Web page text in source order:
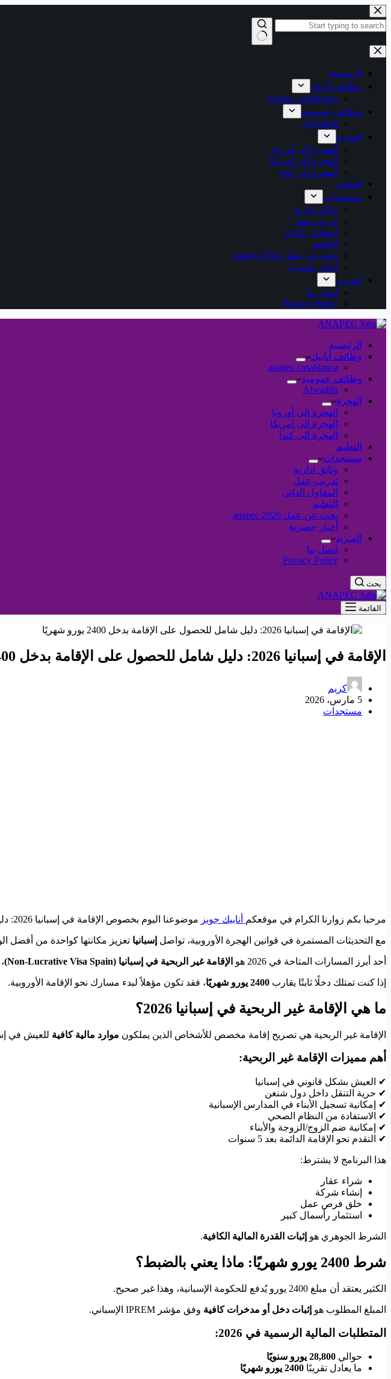
التجاوز
إلى
المحتوى
نتائج
الرئيسية
وظائف أنابيك
anapec casablanca
وظائف عمومية
Alwadifa
الهجرة
الهجرة إلى أوروبا
الهجرة الى امريكا
الهجرة الى كندا
التعليم
مستجدات
وثائق ادارية
تدريب عمل
المقاول الذاتي
التعليم
بحث عن عمل 2026 anapec
أخبار حصرية
المـزيد
اتصل بنا
Privacy Policy
الرئيسية
وظائف أنابيك
anapec casablanca
وظائف عمومية
Alwadifa
الهجرة
الهجرة إلى أوروبا
الهجرة الى امريكا
الهجرة الى كندا
التعليم
مستجدات
وثائق ادارية
تدريب عمل
المقاول الذاتي
التعليم
بحث عن عمل 2026 anapec
أخبار حصرية
المـزيد
اتصل بنا
Privacy Policy
بحث
القائمة
الإقامة في إسبانيا 2026: دليل شامل للحصول على الإقامة بدخل 2400 يورو شهريًا
كريم
5 مارس، 2026
مستجدات
مرحبا بكم زوارنا الكرام في موقعكم أنابيك جوبز موضوعنا اليوم بخصوص الإقامة في إسبانيا 2026: دليل شامل للحصول على الإقامة بدخل 2400 يورو شهريًا
مع التحديثات المستمرة في قوانين الهجرة الأوروبية، تواصل إسبانيا تعزيز مكانتها كواحدة من أفضل
أحد أبرز المسارات المتاحة في 2026 هو الإقامة غير الربحية في إسبانيا (Non-Lucrative Visa Spain)
إذا كنت تمتلك دخلًا ثابتًا يقارب 2400 يورو شهريًا ، فقد تكون مؤهلاً لبدء مسارك نحو الإقامة الأوروبية.
ما هي الإقامة غير الربحية في إسبانيا 2026؟
الإقامة غير الربحية هي تصريح إقامة مخصص للأشخاص الذين يملكون موارد مالية كافية للعيش في
أهم مميزات الإقامة غير الربحية:
✔ العيش بشكل قانوني في إسبانيا
✔ حرية التنقل داخل دول شنغن
✔ إمكانية تسجيل الأبناء في المدارس الإسبانية
✔ الاستفادة من النظام الصحي
✔ إمكانية ضم الزوج/الزوجة والأبناء
✔ التقدم نحو الإقامة الدائمة بعد 5 سنوات
هذا البرنامج لا يشترط:
شراء عقار
إنشاء شركة
خلق فرص عمل
استثمار رأسمال كبير
الشرط الجوهري هو إثبات القدرة المالية الكافية.
شرط 2400 يورو شهريًا: ماذا يعني بالضبط؟
الكثير يعتقد أن مبلغ 2400 يورو يُدفع للحكومة الإسبانية، وهذا غير صحيح.
المبلغ المطلوب هو إثبات دخل أو مدخرات كافية وفق مؤشر IPREM الإسباني.
المتطلبات المالية الرسمية في 2026:
حوالي 28,800 يورو سنويًا
ما يعادل تقريبًا 2400 يورو شهريًا